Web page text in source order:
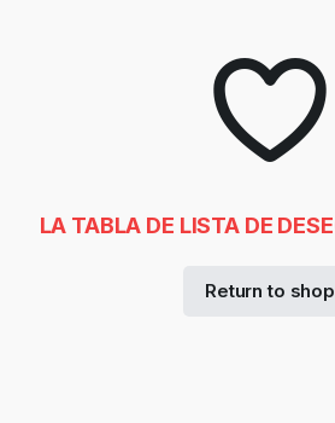
LA TABLA DE LISTA DE
Return to shop